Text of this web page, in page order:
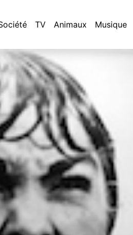
TV Animaux Musique